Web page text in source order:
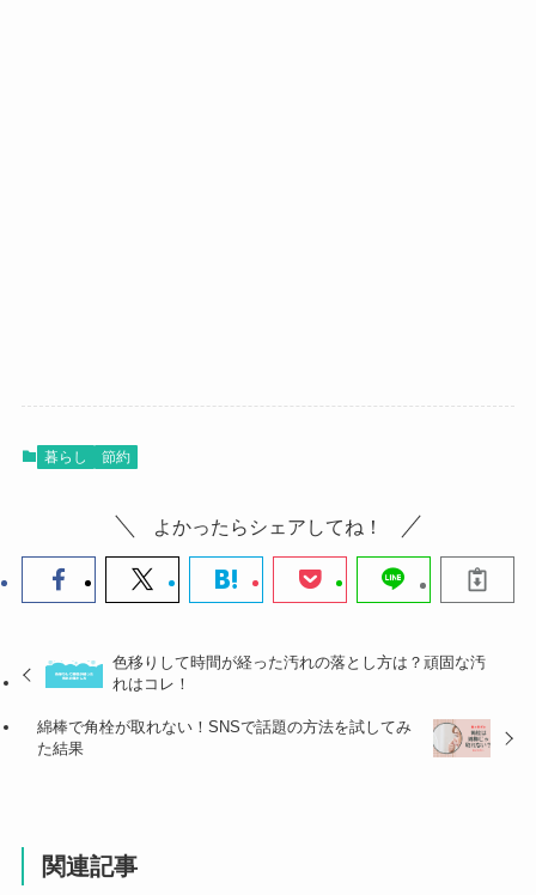
暮らし 節約
よかったらシェアしてね！
色移りして時間が経った汚れの落とし方は？頑固な汚
れはコレ！
綿棒で角栓が取れない！SNSで話題の方法を試してみ
た結果
関連記事